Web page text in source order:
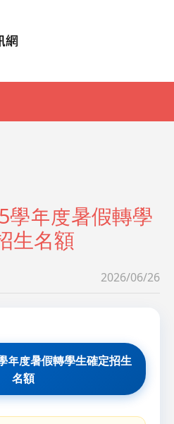
學年度暑假轉學
生名額
2026/06/26
年度暑假轉學生確定招生
名額